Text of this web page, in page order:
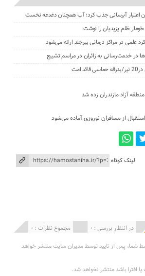
ظلم یزیدیان را نوشت
علمی در مراکز درمانی بیرجند ارائه می‌شود
در خدمت‌رسانی به زائران در مراسم تشییع
امت
آزاد مازندران زده شد
از مسافران نوروزی آماده می‌شود
لینک کوتاه
مجموع نظرات : 0 در انتظار بررسی : 0
شما، پس از تایید توسط مدیران سایت منتشر خواهد
افترا باشد منتشر نخواهد شد.